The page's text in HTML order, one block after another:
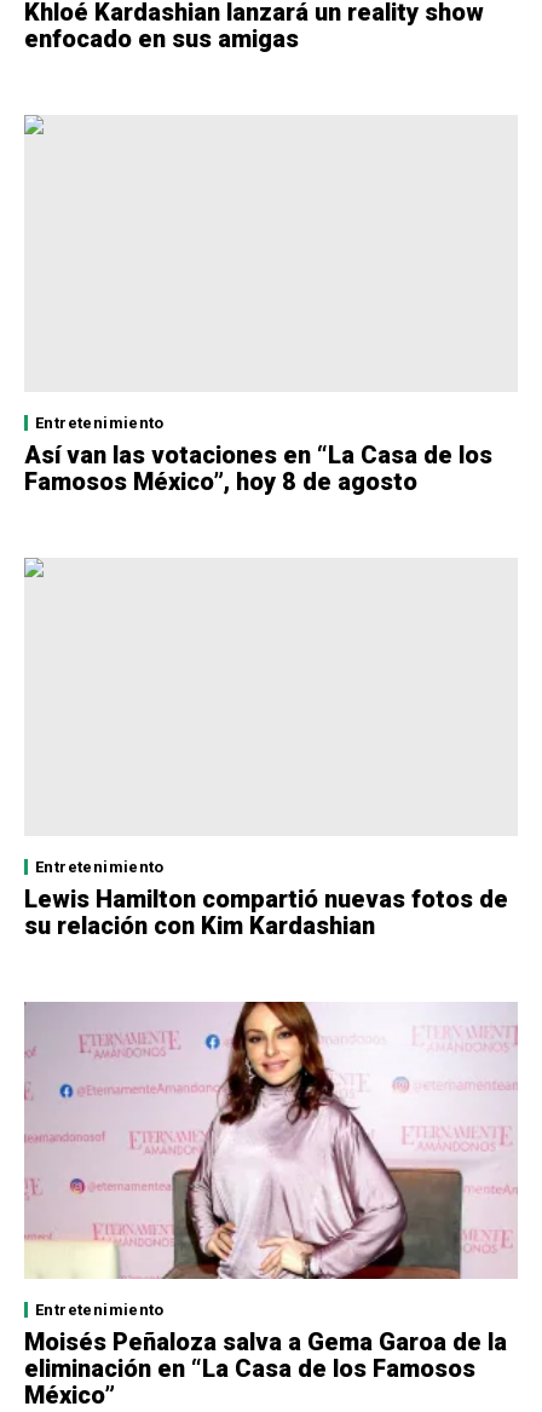
Khloé Kardashian lanzará un reality show
enfocado en sus amigas
Entretenimiento
Así van las votaciones en “La Casa de los
Famosos México”, hoy 8 de agosto
Entretenimiento
Lewis Hamilton compartió nuevas fotos de
su relación con Kim Kardashian
Entretenimiento
Moisés Peñaloza salva a Gema Garoa de la
eliminación en “La Casa de los Famosos
México”